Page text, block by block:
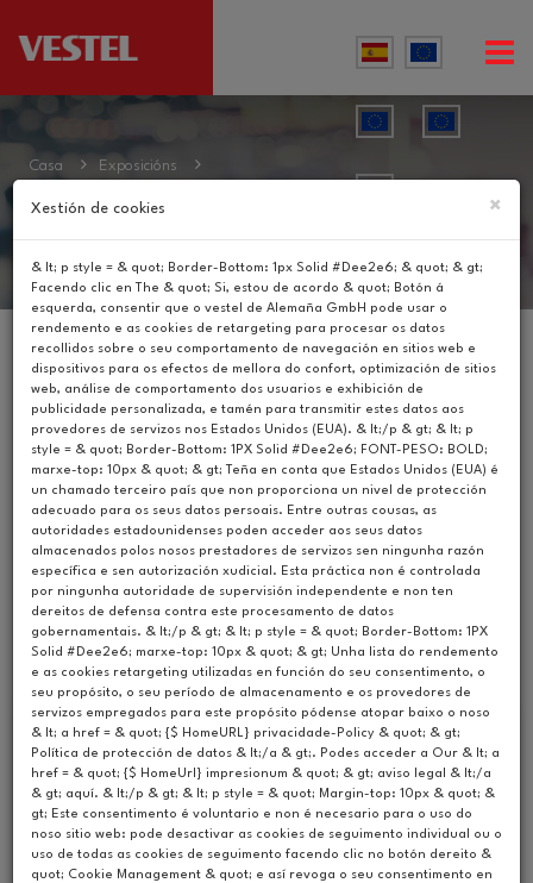
Casa Exposicións
Catálogos
Vídeos
Noticias
Exposicións
Upcoming Events
Past Events
Xestión de cookies ×
& lt; p style = & quot; Border-Bottom: 1px Solid #Dee2e6; & quot; & gt;
Facendo clic en The & quot; Si, estou de acordo & quot; Botón á
esquerda, consentir que o vestel de Alemaña GmbH pode usar o
rendemento e as cookies de retargeting para procesar os datos
recollidos sobre o seu comportamento de navegación en sitios web e
dispositivos para os efectos de mellora do confort, optimización de sitios
web, análise de comportamento dos usuarios e exhibición de
publicidade personalizada, e tamén para transmitir estes datos aos
provedores de servizos nos Estados Unidos (EUA). & lt;/p & gt; & lt; p
style = & quot; Border-Bottom: 1PX Solid #Dee2e6; FONT-PESO: BOLD;
marxe-top: 10px & quot; & gt; Teña en conta que Estados Unidos (EUA) é
un chamado terceiro país que non proporciona un nivel de protección
adecuado para os seus datos persoais. Entre outras cousas, as
autoridades estadounidenses poden acceder aos seus datos
almacenados polos nosos prestadores de servizos sen ningunha razón
específica e sen autorización xudicial. Esta práctica non é controlada
por ningunha autoridade de supervisión independente e non ten
dereitos de defensa contra este procesamento de datos
gobernamentais. & lt;/p & gt; & lt; p style = & quot; Border-Bottom: 1PX
Solid #Dee2e6; marxe-top: 10px & quot; & gt; Unha lista do rendemento
e as cookies retargeting utilizadas en función do seu consentimento, o
seu propósito, o seu período de almacenamento e os provedores de
servizos empregados para este propósito pódense atopar baixo o noso
& lt; a href = & quot; {$ HomeURL} privacidade-Policy & quot; & gt;
Política de protección de datos & lt;/a & gt;. Podes acceder a Our & lt; a
href = & quot; {$ HomeUrl} impresionum & quot; & gt; aviso legal & lt;/a
& gt; aquí. & lt;/p & gt; & lt; p style = & quot; Margin-top: 10px & quot; &
gt; Este consentimento é voluntario e non é necesario para o uso do
noso sitio web: pode desactivar as cookies de seguimento individual ou o
uso de todas as cookies de seguimento facendo clic no botón dereito &
quot; Cookie Management & quot; e así revoga o seu consentimento en